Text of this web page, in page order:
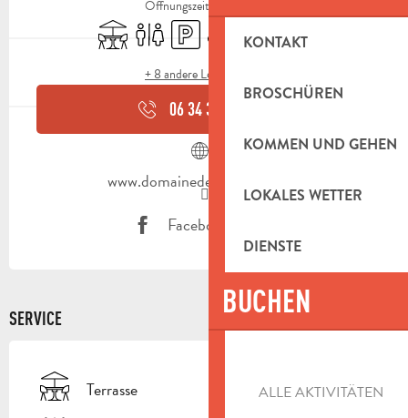
KONTAKT
BROSCHÜREN
KOMMEN UND GEHEN
LOKALES WETTER
DIENSTE
BUCHEN
ALLE AKTIVITÄTEN
Öffnungszeiten ansehen
TerrasseToilettenParkplatz
+ 8 andere Leistung(en)
06 34 35 00
www.domainedecarnavan.com
Facebook Seite
SERVICE
Terrasse